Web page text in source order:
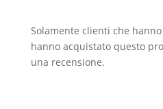
Solamente clienti che
hanno acquistato questo
una recensione.